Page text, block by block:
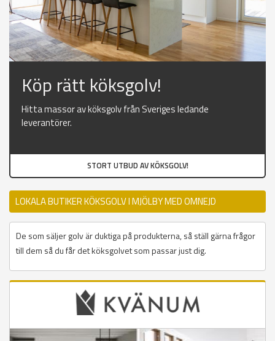
Köp rätt köksgolv!
Hitta massor av köksgolv från Sveriges ledande
leverantörer.
STORT UTBUD AV KÖKSGOLV!
LOKALA BUTIKER KÖKSGOLV I MJÖLBY MED OMNEJD
De som säljer golv är duktiga på produkterna, så ställ gärna frågor
till dem så du får det köksgolvet som passar just dig.